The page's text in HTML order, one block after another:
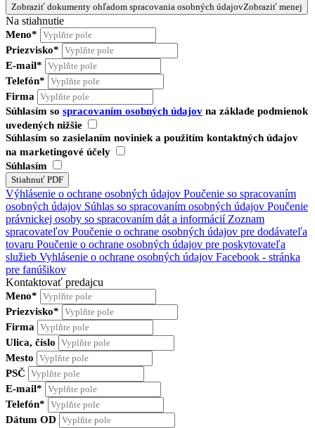
Zobraziť dokumenty ohľadom spracovania osobných údajovZobraziť menej
Na stiahnutie
Meno*
Priezvisko*
E-mail*
Telefón*
Firma
Súhlasím so spracovaním osobných údajov na základe podmienok
uvedených nižšie
Súhlasím so zasielaním noviniek a použitím kontaktných údajov
na marketingové účely
Súhlasím
Výhlásenie o ochrane osobných údajov Poučenie so spracovaním
osobných údajov Súhlas so spracovaním osobných údajov Poučenie
právnickej osoby so spracovaním dát a informácií Zoznam
spracovateľov Poučenie o ochrane osobných údajov pre dodávateľa
tovaru Poučenie o ochrane osobných údajov pre poskytovateľa
služieb Vyhlásenie o ochrane osobných údajov Facebook - stránka
pre fanúšikov
Kontaktovať predajcu
Meno*
Priezvisko*
Firma
Ulica, číslo
Mesto
PSČ
E-mail*
Telefón*
Dátum OD